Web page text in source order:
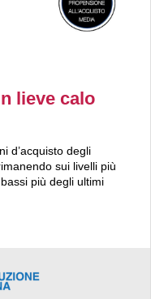
lieve calo
d’acquisto degli
sui livelli più
più degli ultimi